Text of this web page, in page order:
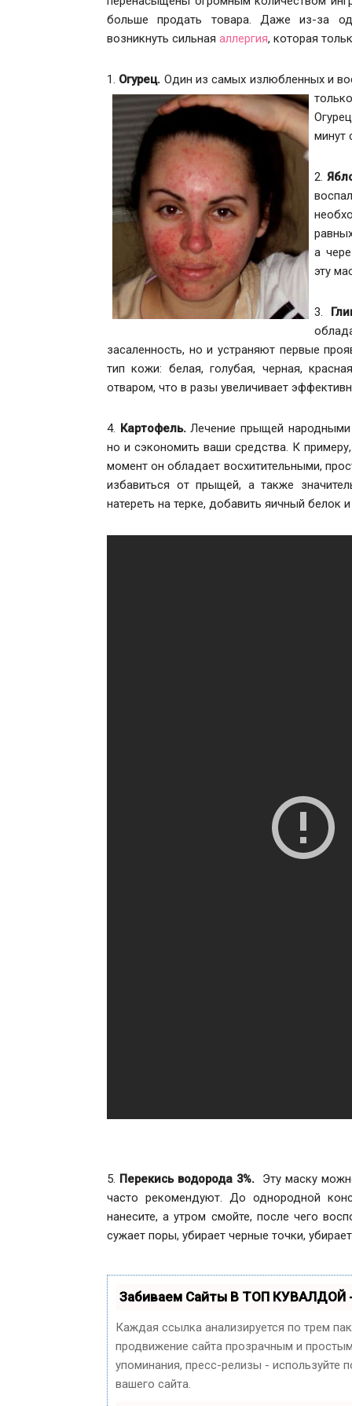
больше продать товара. Даже из-за
возникнуть сильная аллергия, которая
1. Огурец. Один из самых излюбленных и
минут
2.
а
эту
3.
засаленность, но и устраняют первые
тип кожи: белая, голубая, черная,
отваром, что в разы увеличивает
4. Картофель.Лечение прыщей народными
но и сэкономить ваши средства. К
момент он обладает восхитительными,
избавиться от прыщей, а также
натереть на терке, добавить яичный белок
5. Перекись водорода 3%.Эту маску
часто рекомендуют. До однородной
нанесите, а утром смойте, после чего
сужает поры, убирает черные точки,
Забиваем Сайты В ТОП КУВАЛДОЙ
Каждая ссылка анализируется по трем
продвижение сайта прозрачным и
упоминания, пресс-релизы - используйте
вашего сайта.